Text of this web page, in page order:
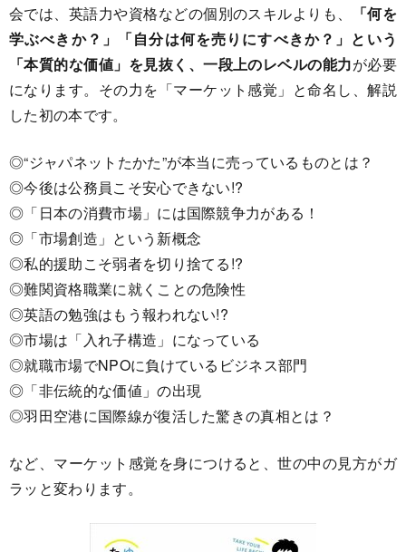
会では、英語力や資格などの個別のスキルよりも、
「何を
学ぶべきか？」「自分は何を売りにすべきか？」という
「本質的な価値」を見抜く、一段上のレベルの能力が必要
になります。その力を「マーケット感覚」と命名し、解説
した初の本です。
◎“ジャパネットたかた”が本当に売っているものとは？
◎今後は公務員こそ安心できない!?
◎「日本の消費市場」には国際競争力がある！
◎「市場創造」という新概念
◎私的援助こそ弱者を切り捨てる!?
◎難関資格職業に就くことの危険性
◎英語の勉強はもう報われない!?
◎市場は「入れ子構造」になっている
◎就職市場でNPOに負けているビジネス部門
◎「非伝統的な価値」の出現
◎羽田空港に国際線が復活した驚きの真相とは？
など、マーケット感覚を身につけると、世の中の見方がガ
ラッと変わります。